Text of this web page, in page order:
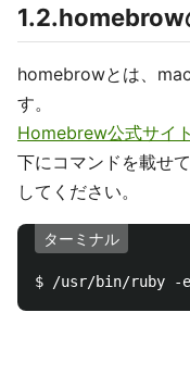
1.2.homebrow
homebrowとは、
す。
Homebrew公式サイト
下にコマンドを載せ
してください。
ターミナル